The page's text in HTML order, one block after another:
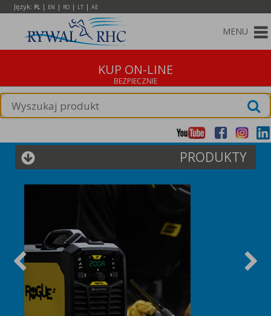
Język: PL | EN | RO | LT | AE
MENU
KUP ON-LINE
PRODUKTY